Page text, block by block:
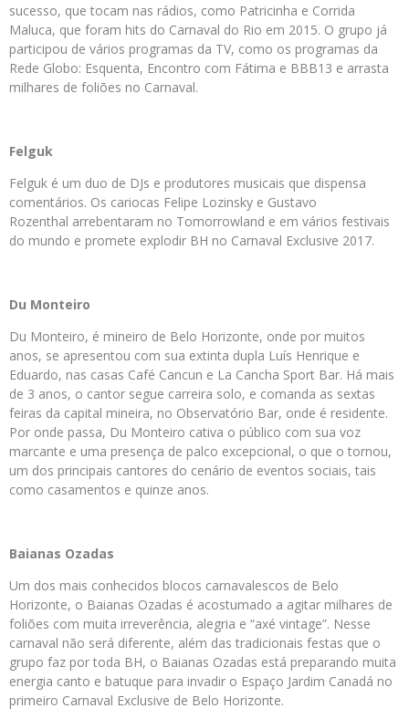
sucesso, que tocam nas rádios, como Patricinha e Corrida
Maluca, que foram hits do Carnaval do Rio em 2015. O grupo já
participou de vários programas da TV, como os programas da
Rede Globo: Esquenta, Encontro com Fátima e BBB13 e arrasta
milhares de foliões no Carnaval.
Felguk
Felguk é um duo de DJs e produtores musicais que dispensa
comentários. Os cariocas Felipe Lozinsky e Gustavo
Rozenthal arrebentaram no Tomorrowland e em vários festivais
do mundo e promete explodir BH no Carnaval Exclusive 2017.
Du Monteiro
Du Monteiro, é mineiro de Belo Horizonte, onde por muitos
anos, se apresentou com sua extinta dupla Luís Henrique e
Eduardo, nas casas Café Cancun e La Cancha Sport Bar. Há mais
de 3 anos, o cantor segue carreira solo, e comanda as sextas
feiras da capital mineira, no Observatório Bar, onde é residente.
Por onde passa, Du Monteiro cativa o público com sua voz
marcante e uma presença de palco excepcional, o que o tornou,
um dos principais cantores do cenário de eventos sociais, tais
como casamentos e quinze anos.
Baianas Ozadas
Um dos mais conhecidos blocos carnavalescos de Belo
Horizonte, o Baianas Ozadas é acostumado a agitar milhares de
foliões com muita irreverência, alegria e “axé vintage”. Nesse
carnaval não será diferente, além das tradicionais festas que o
grupo faz por toda BH, o Baianas Ozadas está preparando muita
energia canto e batuque para invadir o Espaço Jardim Canadá no
primeiro Carnaval Exclusive de Belo Horizonte.